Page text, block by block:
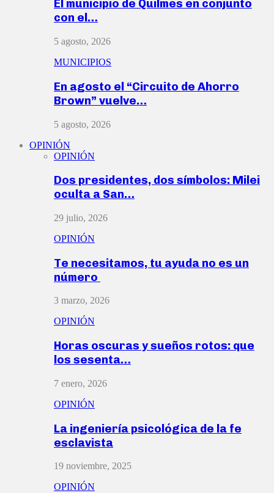
El municipio de Quilmes en conjunto
con el…
5 agosto, 2026
MUNICIPIOS
En agosto el “Circuito de Ahorro
Brown” vuelve…
5 agosto, 2026
OPINIÓN
OPINIÓN
Dos presidentes, dos símbolos: Milei
oculta a San…
29 julio, 2026
OPINIÓN
Te necesitamos, tu ayuda no es un
número
3 marzo, 2026
OPINIÓN
Horas oscuras y sueños rotos: que
los sesenta…
7 enero, 2026
OPINIÓN
La ingeniería psicológica de la fe
esclavista
19 noviembre, 2025
OPINIÓN